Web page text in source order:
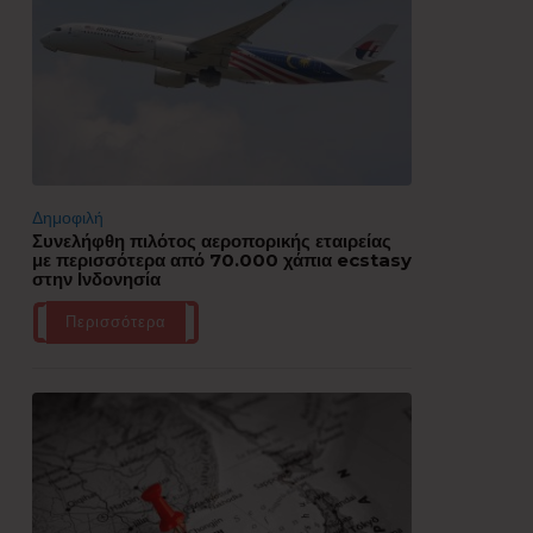
Δημοφιλή
Συνελήφθη πιλότος αεροπορικής εταιρείας
με περισσότερα από 70.000 χάπια ecstasy
στην Ινδονησία
Περισσότερα